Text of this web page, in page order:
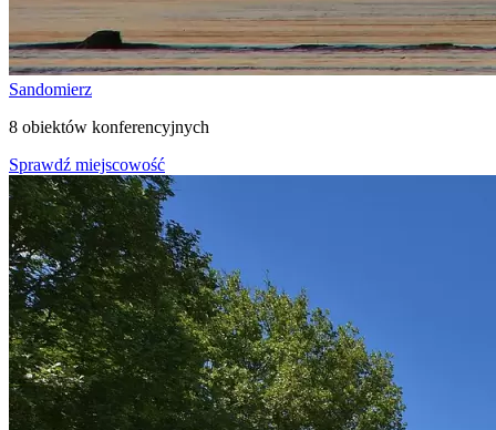
Sandomierz
8 obiektów konferencyjnych
Sprawdź miejscowość